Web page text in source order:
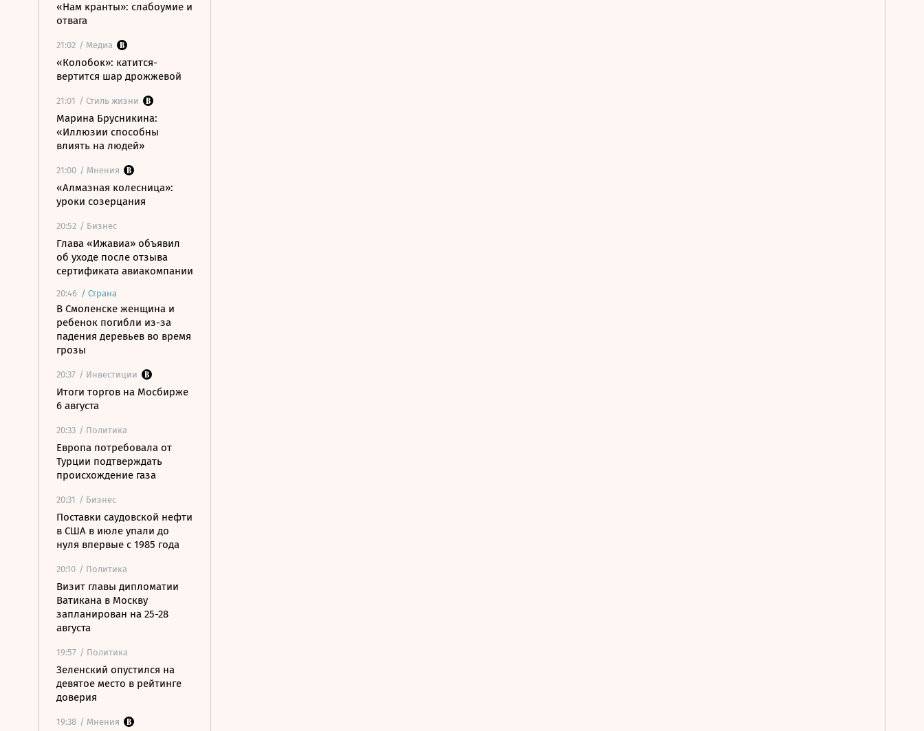
«Нам кранты»: слабоумие и
отвага
21:02 / Медиа
«Колобок»: катится-
вертится шар дрожжевой
21:01 / Стиль жизни
Марина Брусникина:
«Иллюзии способны
влиять на людей»
21:00 / Мнения
«Алмазная колесница»:
уроки созерцания
20:52 / Бизнес
Глава «Ижавиа» объявил
об уходе после отзыва
сертификата авиакомпании
20:46 / Страна
В Смоленске женщина и
ребенок погибли из-за
падения деревьев во время
грозы
20:37 / Инвестиции
Итоги торгов на Мосбирже
6 августа
20:33 / Политика
Европа потребовала от
Турции подтверждать
происхождение газа
20:31 / Бизнес
Поставки саудовской нефти
в США в июле упали до
нуля впервые с 1985 года
20:10 / Политика
Визит главы дипломатии
Ватикана в Москву
запланирован на 25-28
августа
19:57 / Политика
Зеленский опустился на
девятое место в рейтинге
доверия
19:38 / Мнения